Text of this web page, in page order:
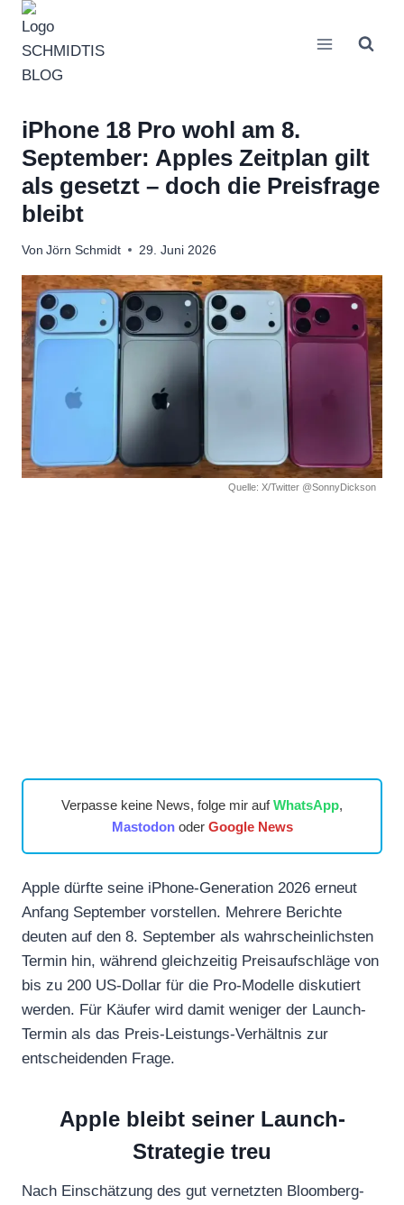
Zum
Inhalt
springen
iPhone 18 Pro wohl am 8.
September: Apples Zeitplan gilt
als gesetzt – doch die Preisfrage
bleibt
Von Jörn Schmidt 29. Juni 2026
Quelle: X/Twitter @SonnyDickson
Verpasse keine News, folge mir aufWhatsApp,
Mastodonoder Google News
Apple dürfte seine iPhone-Generation 2026 erneut
Anfang September vorstellen. Mehrere Berichte
deuten auf den 8. September als wahrscheinlichsten
Termin hin, während gleichzeitig Preisaufschläge von
bis zu 200 US-Dollar für die Pro-Modelle diskutiert
werden. Für Käufer wird damit weniger der Launch-
Termin als das Preis-Leistungs-Verhältnis zur
entscheidenden Frage.
Apple bleibt seiner Launch-
Strategie treu
Nach Einschätzung des gut vernetzten Bloomberg-